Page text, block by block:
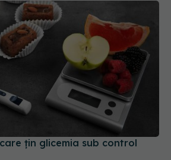
țin glicemia sub control